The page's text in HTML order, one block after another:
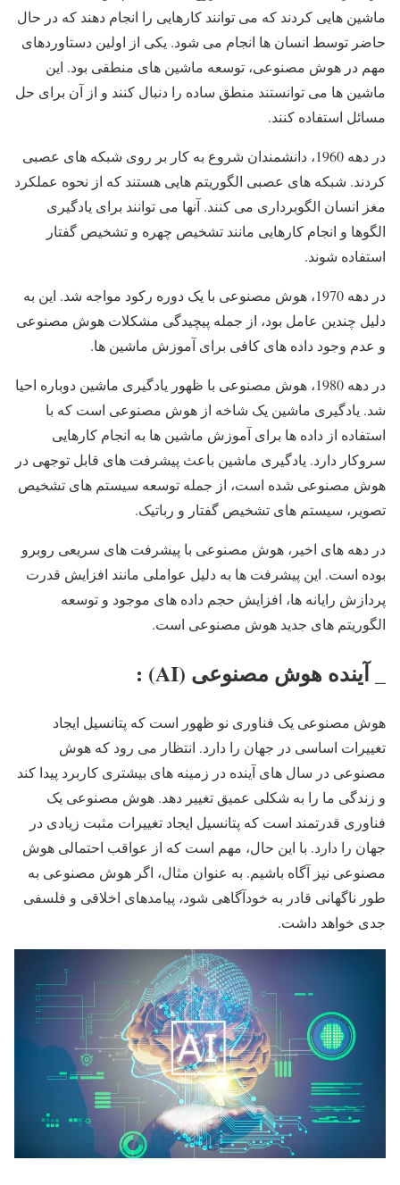
ماشین هایی کردند که می توانند کارهایی را انجام دهند که در حال
حاضر توسط انسان ها انجام می شود. یکی از اولین دستاوردهای
مهم در هوش مصنوعی، توسعه ماشین های منطقی بود. این
ماشین ها می توانستند منطق ساده را دنبال کنند و از آن برای حل
مسائل استفاده کنند.
در دهه 1960، دانشمندان شروع به کار بر روی شبکه های عصبی
کردند. شبکه های عصبی الگوریتم هایی هستند که از نحوه عملکرد
مغز انسان الگوبرداری می کنند. آنها می توانند برای یادگیری
الگوها و انجام کارهایی مانند تشخیص چهره و تشخیص گفتار
استفاده شوند.
در دهه 1970، هوش مصنوعی با یک دوره رکود مواجه شد. این به
دلیل چندین عامل بود، از جمله پیچیدگی مشکلات هوش مصنوعی
و عدم وجود داده های کافی برای آموزش ماشین ها.
در دهه 1980، هوش مصنوعی با ظهور یادگیری ماشین دوباره احیا
شد. یادگیری ماشین یک شاخه از هوش مصنوعی است که با
استفاده از داده ها برای آموزش ماشین ها به انجام کارهایی
سروکار دارد. یادگیری ماشین باعث پیشرفت های قابل توجهی در
هوش مصنوعی شده است، از جمله توسعه سیستم های تشخیص
تصویر، سیستم های تشخیص گفتار و رباتیک.
در دهه های اخیر، هوش مصنوعی با پیشرفت های سریعی روبرو
بوده است. این پیشرفت ها به دلیل عواملی مانند افزایش قدرت
پردازش رایانه ها، افزایش حجم داده های موجود و توسعه
الگوریتم های جدید هوش مصنوعی است.
_ آینده هوش مصنوعی (AI) :
هوش مصنوعی یک فناوری نو ظهور است که پتانسیل ایجاد
تغییرات اساسی در جهان را دارد. انتظار می رود که هوش
مصنوعی در سال های آینده در زمینه های بیشتری کاربرد پیدا کند
و زندگی ما را به شکلی عمیق تغییر دهد. هوش مصنوعی یک
فناوری قدرتمند است که پتانسیل ایجاد تغییرات مثبت زیادی در
جهان را دارد. با این حال، مهم است که از عواقب احتمالی هوش
مصنوعی نیز آگاه باشیم. به عنوان مثال، اگر هوش مصنوعی به
طور ناگهانی قادر به خودآگاهی شود، پیامدهای اخلاقی و فلسفی
جدی خواهد داشت.